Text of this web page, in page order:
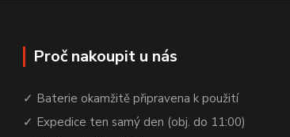
Proč nakoupit u nás
✓ Baterie okamžitě připravena k použití
✓ Expedice ten samý den (obj. do 11:00)